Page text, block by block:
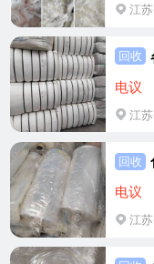
江
回收
电议
江
回收
电议
江